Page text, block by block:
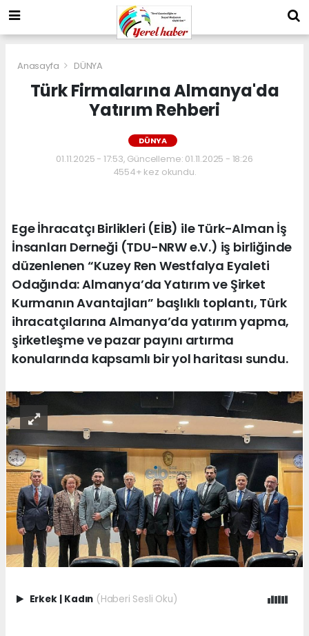
Anasayfa DÜNYA
Türk Firmalarına Almanya'da
Yatırım Rehberi
DÜNYA
01.11.2025 - 17:53, Güncelleme: 01.11.2025 - 18:26
4554+ kez okundu.
Ege İhracatçı Birlikleri (EİB) ile Türk-Alman İş
İnsanları Derneği (TDU-NRW e.V.) iş birliğinde
düzenlenen “Kuzey Ren Westfalya Eyaleti
Odağında: Almanya’da Yatırım ve Şirket
Kurmanın Avantajları” başlıklı toplantı, Türk
ihracatçılarına Almanya’da yatırım yapma,
şirketleşme ve pazar payını artırma
konularında kapsamlı bir yol haritası sundu.
Erkek | Kadın (Haberi Sesli Oku)